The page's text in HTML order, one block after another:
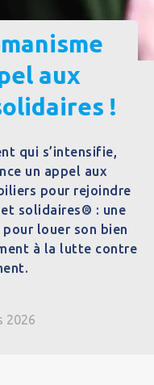
aux
!
qui s’intensifie,
un appel aux
pour rejoindre
solidaires® : une
louer son bien
à la lutte contre
2026